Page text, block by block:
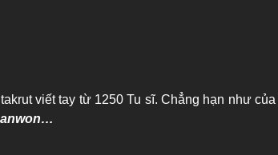
viết tay từ 1250 Tu sĩ. Chẳng hạn như của